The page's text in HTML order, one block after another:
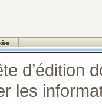
d’édition
les